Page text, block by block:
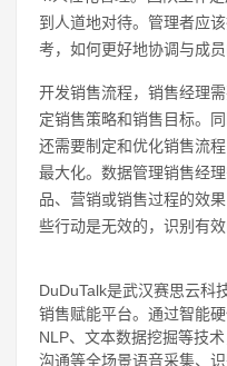
到人道地对待。管理者应
考，如何更好地协调与成
开发销售流程，销售经理
定销售策略和销售目标。
还需要制定和优化销售流
最大化。数据管理销售经
品、营销或销售过程的效
些行动是无效的，识别有
DuDuTalk是武汉赛思云科
销售赋能平台。通过智能
NLP、文本数据挖掘等技
沟通等全场景语音采集、